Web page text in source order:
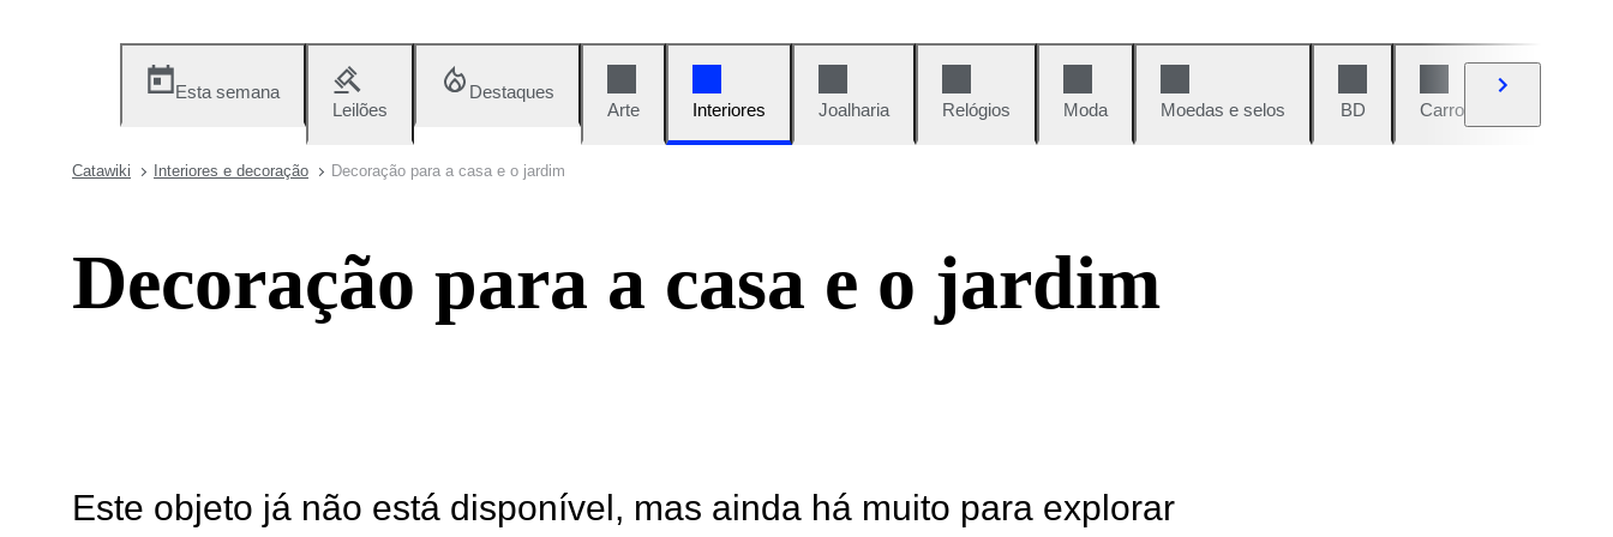
Esta semana
Leilões
Destaques
Arte
Interiores Joalharia Relógios Moda Moedas e selos BD Carros e motos
Catawiki Interiores e decoração Decoração para a casa e o jardim
Decoração para a casa e o jardim
Este objeto já não está disponível, mas ainda há muito para explorar